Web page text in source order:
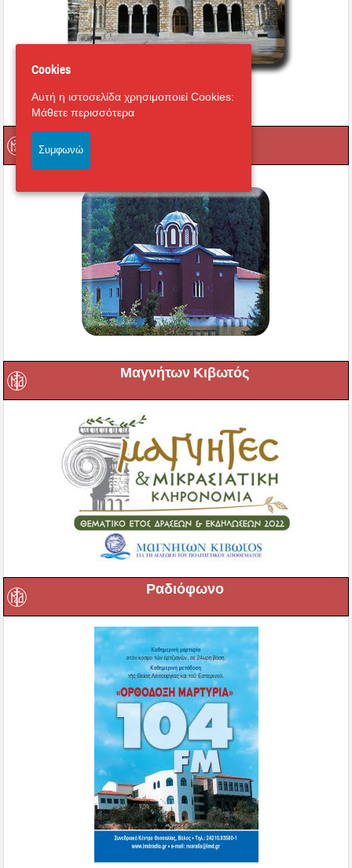
Μητροπολιτικό Ναό
Μαγνήτων Κιβωτός
Ραδιόφωνο
Cookies
Αυτή η ιστοσελίδα χρησιμοποιεί Cookies:
Μάθετε περισσότερα
Συμφωνώ